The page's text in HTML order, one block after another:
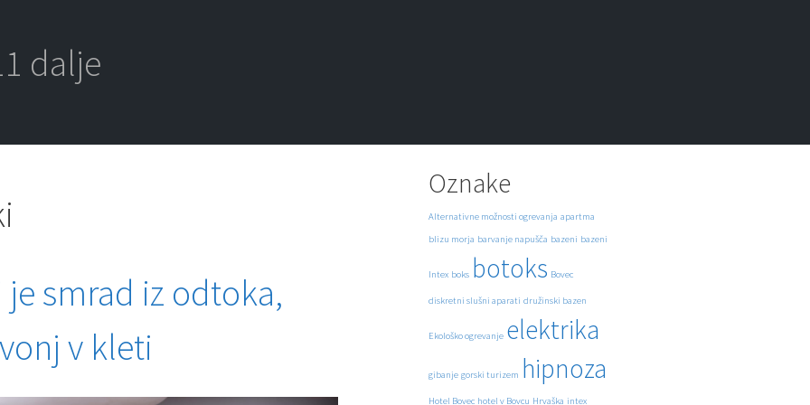
dalje
je smrad iz odtoka,
v kleti
Oznake
Alternativne možnosti ogrevanja apartma
blizu morja barvanje napušča bazeni bazeni
Intex boks botoks Bovec
diskretni slušni aparati družinski bazen
Ekološko ogrevanje elektrika
gibanje gorski turizem hipnoza
Hotel Bovec hotel v Bovcu Hrvaška intex